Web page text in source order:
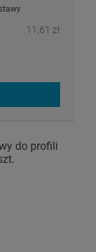
11,61 zł
do profili